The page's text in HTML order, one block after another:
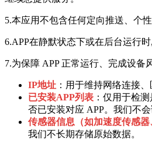
5.本应用不包含任何定向推送、个
6.APP在静默状态下或在后台运行
7.为保障 APP 正常运行、完成设
IP地址 ：用于维持网络连接
已安装APP列表 ：仅用于检
否已安装对应 APP。我们不
传感器信息（如加速度传感器
我们不长期存储原始数据。